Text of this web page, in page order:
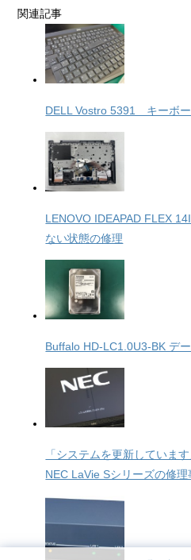
関連記事
DELL Vostro 5391 キーボ
LENOVO IDEAPAD FLEX
ない状態の修理
Buffalo HD-LC1.0U3-BK デ
「システムを更新していま
NEC LaVie Sシリーズの修理